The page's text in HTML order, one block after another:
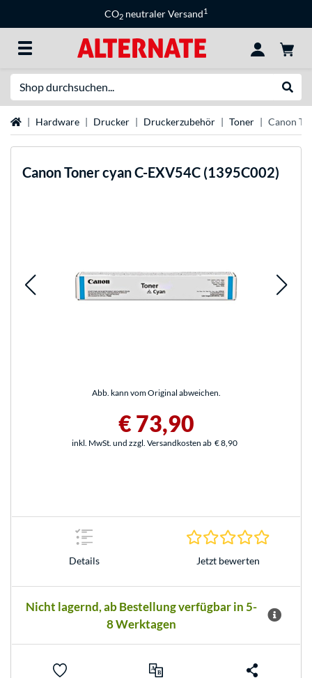
CO2 neutraler Versand1
StartseiteHardware Drucker Druckerzubehör Toner Canon
CanonToner cyan C-EXV54C (1395C002)
Abb. kann vom Original abweichen.
€ 73,90
inkl. MwSt. und zzgl. Versandkosten ab € 8,90
Details Jetzt bewerten
Nicht lagernd, ab Bestellung verfügbar in 5-
8 Werktagen